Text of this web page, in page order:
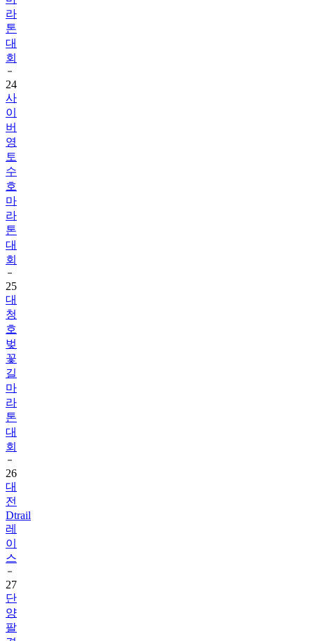
라
톤
대
회
24
사
이
버
영
토
수
호
마
라
톤
대
회
25
대
청
호
벚
꽃
길
마
라
톤
대
회
26
대
전
Dtrail
레
이
스
27
단
양
팔